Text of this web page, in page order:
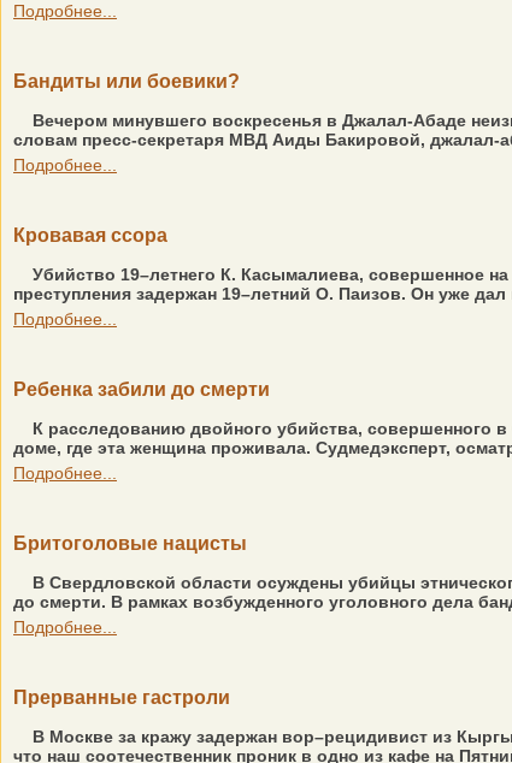
Подробнее...
Бандиты или боевики?
Вечером минувшего воскресенья в Джалал-Абаде
словам пресс-секретаря МВД Аиды Бакировой, джалал-
Подробнее...
Кровавая ссора
Убийство 19–летнего К. Касымалиева, совершенное
преступления задержан 19–летний О. Паизов. Он уже
Подробнее...
Ребенка забили до смерти
К расследованию двойного убийства, совершенного
доме, где эта женщина проживала. Судмедэксперт,
Подробнее...
Бритоголовые нацисты
В Свердловской области осуждены убийцы
до смерти. В рамках возбужденного уголовного дела
Подробнее...
Прерванные гастроли
В Москве за кражу задержан вор–рецидивист из
что наш соотечественник проник в одно из кафе на